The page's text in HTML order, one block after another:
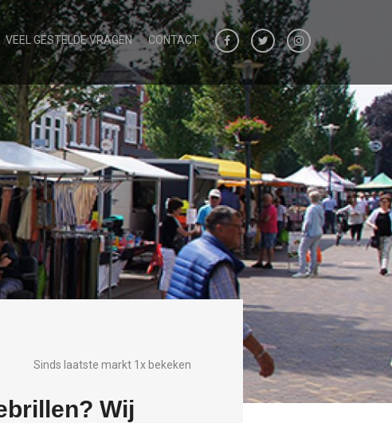
VEEL GESTELDE VRAGEN CONTACT
Sinds laatste markt 1x bekeken
Wij